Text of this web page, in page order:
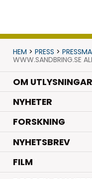
HEM > PRESS >
WWW.SANDBRING.SE
OM UTLYSNINGAR
NYHETER.
FORSKNING.
NYHETSBREV
FILM